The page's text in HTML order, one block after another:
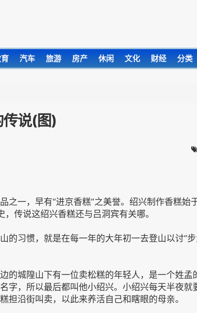
汽车 旅游 房产 休闲 文化 财经 分类
说(图)
之一，早有“进京香糕”之美誉。绍兴制作香糕始
传说这绍兴香糕还与吕洞宾有关哪。
的习惯，就是在每一年的大年初一去登山以讨“步
的城隍山下有一位卖松糕的年轻人，是一个姓孟
字，所以最后都叫他小绍兴。小绍兴每天半夜就
担沿街叫卖，以此来养活自己和瞎眼的母亲。